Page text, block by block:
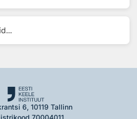
6, 10119 Tallinn
70004011